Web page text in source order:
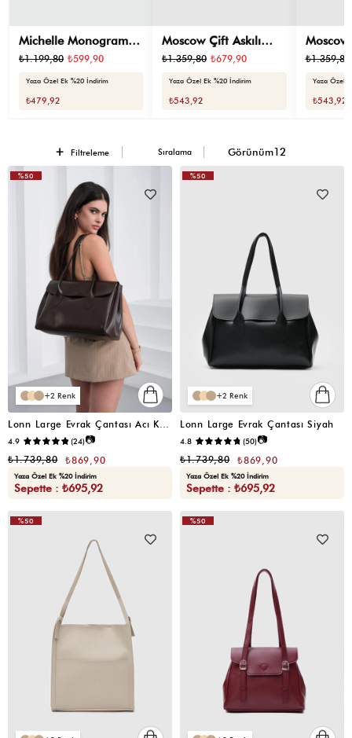
Michelle Monogram
Omuz Çantası Siyah
₺1.199,80 ₺599,90
Yaza Özel Ek %20 İndirim
₺479,92
Moscow Çift Askılı
Omuz Çantası Acı
₺1.359,80 ₺679,90
Yaza Özel Ek %20 İndirim
₺543,92
Moscow
Omuz
₺1.359,80
Yaza Özel
₺543,92
Filtreleme Sıralama
2
4.9 (24)📷
₺869,90
₺1.739,80
Yaza Özel Ek %20 İndirim
Sepette : ₺695,92
%50
2
Lonn Large Evrak Çantası Siyah
4.8 (50)📷
₺869,90
₺1.739,80
Yaza Özel Ek %20 İndirim
Sepette : ₺695,92
%50
%50
%50